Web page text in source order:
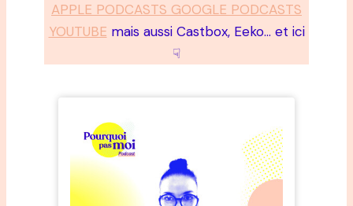
APPLE PODCASTS GOOGLE PODCASTS
YOUTUBE mais aussi Castbox, Eeko… et ici
☟